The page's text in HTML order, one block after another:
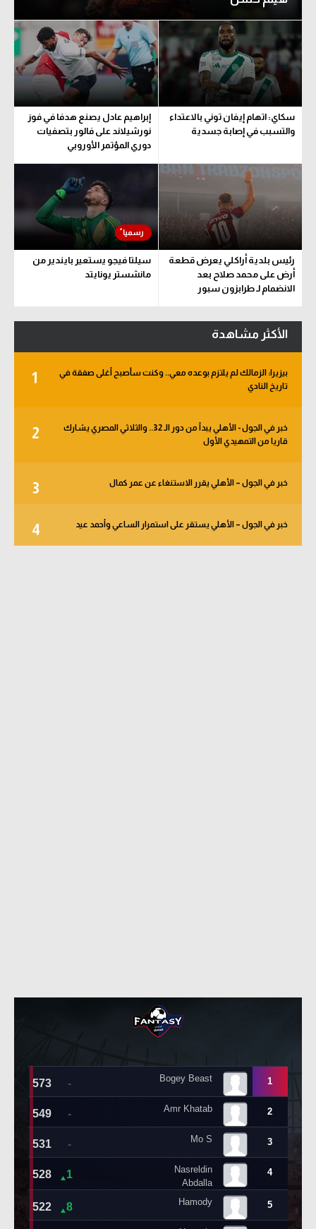
سكاي: اتهام إيفان توني بالاعتداء
والتسبب في إصابة جسدية
إبراهيم عادل يصنع هدفا في فوز
نورشيلاند على فالور بتصفيات
دوري المؤتمر الأوروبي
رئيس بلدية أراكلي يعرض قطعة
أرض على محمد صلاح بعد
الانضمام لـ طرابزون سبور
سيلتا فيجو يستعير بايندير من
مانشستر يونايتد
الأكثر مشاهدة
1
بيزيرا: الزمالك لم يلتزم بوعده معي.. وكنت سأصبح أغلى صفقة في
تاريخ النادي
2
خبر في الجول - الأهلي يبدأ من دور الـ 32.. والثلاثي المصري يشارك
قاريا من التمهيدي الأول
3 خبر في الجول – الأهلي يقرر الاستنغاء عن عمر كمال
4 خبر في الجول – الأهلي يستقر على استمرار الساعي وأحمد عيد